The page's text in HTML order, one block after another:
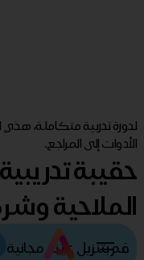
لدورة تدربية متكاملة،
الأدوات إلى المراجع.
حقيبة
الملاحية
قم بتنزيل عينة مجانية